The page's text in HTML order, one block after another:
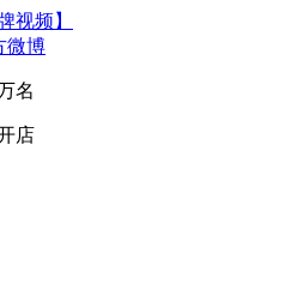
视频】
微博
名
店